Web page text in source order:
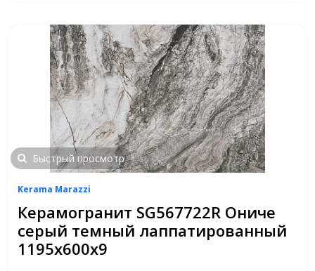
Быстрый просмотр
Kerama Marazzi
Керамогранит SG567722R Ониче
серый темный лаппатированный
1195х600х9